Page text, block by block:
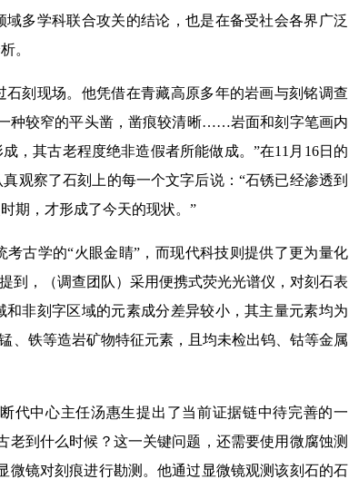
多学科联合攻关的结论，也是在备受社会各界广泛
。
刻现场。他凭借在青藏高原多年的岩画与刻铭调查
种较窄的平头凿，凿痕较清晰……岩面和刻字笔画内
成，其古老程度绝非造假者所能做成。”在11月16日的
观察了石刻上的每一个文字后说：“石锈已经渗透到
期，才形成了今天的现状。”
学的“火眼金睛”，而现代科技则提供了更为量化
到，（调查团队）采用便携式荧光光谱仪，对刻石表
非刻字区域的元素成分差异较小，其主量元素均为
、铁等造岩矿物特征元素，且均未检出钨、钴等金属
中心主任汤惠生提出了当前证据链中待完善的一
到什么时候？这一关键问题，还需要使用微腐蚀测
微镜对刻痕进行勘测。他通过显微镜观测该刻石的石